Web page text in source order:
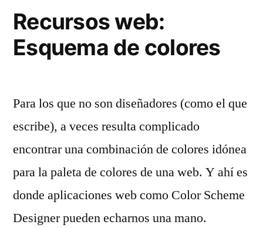
mock-
Recursos web:
Esquema de colores
Para los que no son diseñadores (como el que
escribe), a veces resulta complicado
encontrar una combinación de colores idónea
para la paleta de colores de una web. Y ahí es
donde aplicaciones web como Color Scheme
Designer pueden echarnos una mano.